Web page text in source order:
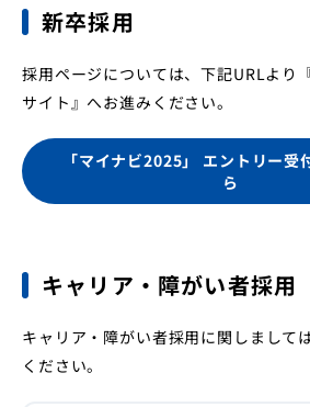
店舗・ATM 金利・手数料
インフォメーション
お問
インターネットバンキング
新卒採用
採用ページについては、下記URLより
サイト』へお進みください。
「マイナビ2025」 エントリー受
ら
キャリア・障がい者採用
キャリア・障がい者採用に関しまして
ください。